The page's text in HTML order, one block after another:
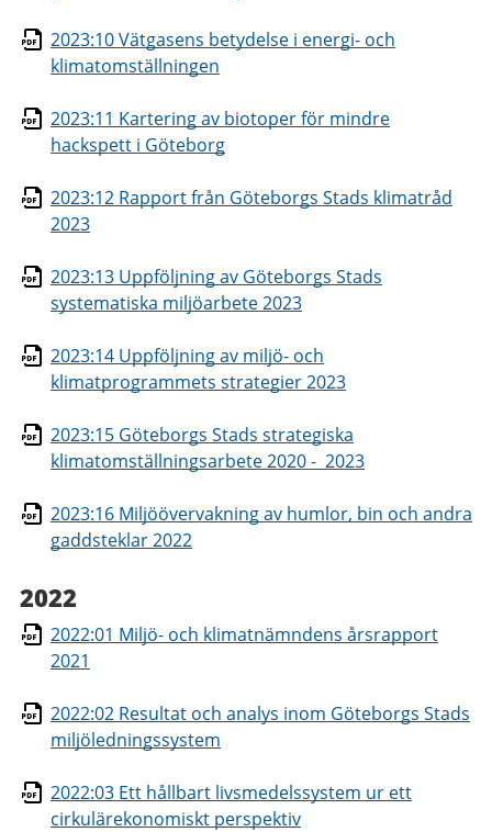
2023:10 Vätgasens betydelse i energi- och
klimatomställningen
2023:11 Kartering av biotoper för mindre
hackspett i Göteborg
2023:12 Rapport från Göteborgs Stads klimatråd
2023
2023:13 Uppföljning av Göteborgs Stads
systematiska miljöarbete 2023
2023:14 Uppföljning av miljö- och
klimatprogrammets strategier 2023
2023:15 Göteborgs Stads strategiska
klimatomställningsarbete 2020 - 2023
2023:16 Miljöövervakning av humlor, bin och andra
gaddsteklar 2022
2022
2022:01 Miljö- och klimatnämndens årsrapport
2021
2022:02 Resultat och analys inom Göteborgs Stads
miljöledningssystem
2022:03 Ett hållbart livsmedelssystem ur ett
cirkulärekonomiskt perspektiv